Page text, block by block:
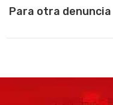
Para otra denuncia